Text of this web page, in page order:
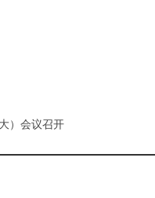
）会议召开